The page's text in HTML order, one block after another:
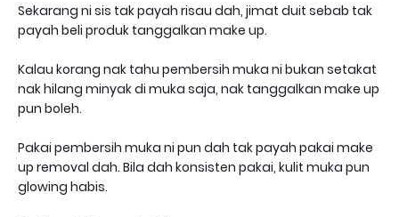
Sekarang ni sis tak payah risau dah, jimat duit sebab tak
payah beli produk tanggalkan make up.
Kalau korang nak tahu pembersih muka ni bukan setakat
nak hilang minyak di muka saja, nak tanggalkan make up
pun boleh.
Pakai pembersih muka ni pun dah tak payah pakai make
up removal dah. Bila dah konsisten pakai, kulit muka pun
glowing habis.